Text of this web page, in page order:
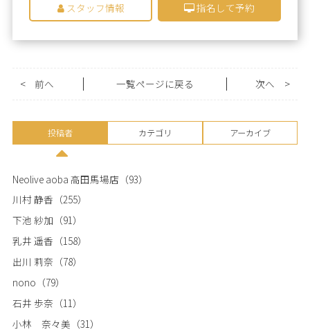
スタッフ情報 指名して予約
< 前へ 一覧ページに戻る >
次へ
投稿者 カテゴリ アーカイブ
Neolive aoba 高田馬場店 （93）
川村 静香 （255）
下池 紗加 （91）
乳井 遥香 （158）
出川 莉奈 （78）
nono （79）
石井 歩奈 （11）
小林 奈々美 （31）